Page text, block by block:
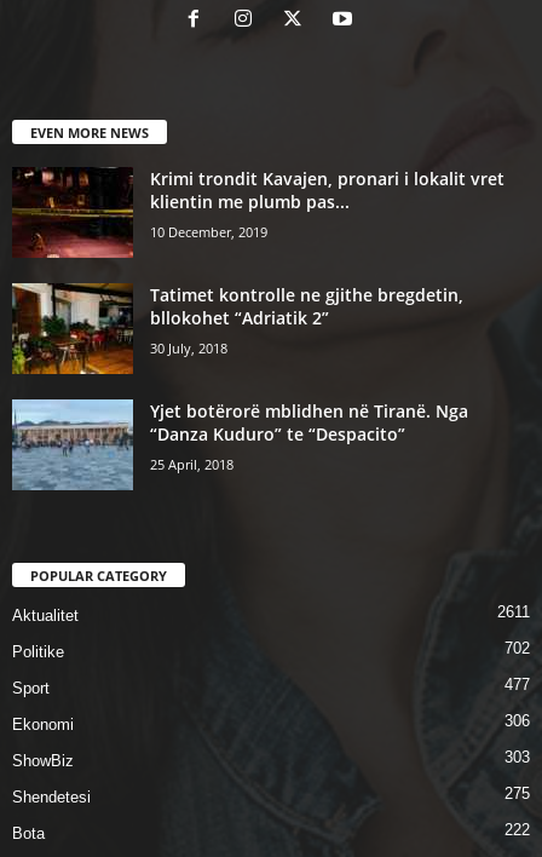
EVEN MORE NEWS
Krimi trondit Kavajen, pronari i lokalit vret
klientin me plumb pas...
10 December, 2019
Tatimet kontrolle ne gjithe bregdetin,
bllokohet “Adriatik 2”
30 July, 2018
Yjet botërorë mblidhen në Tiranë. Nga
“Danza Kuduro” te “Despacito”
25 April, 2018
POPULAR CATEGORY
Aktualitet 2611
Politike 702
Sport 477
Ekonomi 306
ShowBiz 303
Shendetesi 275
Bota 222